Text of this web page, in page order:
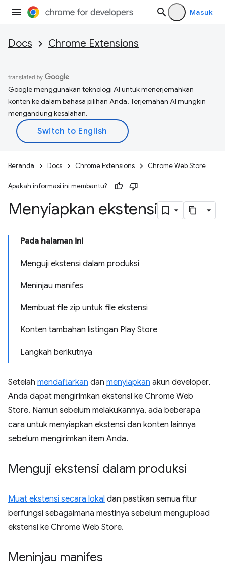
Masuk
Docs Chrome Extensions
Google menggunakan teknologi AI untuk menerjemahkan
konten ke dalam bahasa pilihan Anda. Terjemahan AI mungkin
mengandung kesalahan.
Beranda Docs Chrome Extensions Chrome Web Store
Apakah informasi ini membantu?
Menyiapkan ekstensi
Pada halaman ini
Menguji ekstensi dalam produksi
Meninjau manifes
Membuat file zip untuk file ekstensi
Konten tambahan listingan Play Store
Langkah berikutnya
Setelah mendaftarkan dan menyiapkan akun developer,
Anda dapat mengirimkan ekstensi ke Chrome Web
Store. Namun sebelum melakukannya, ada beberapa
cara untuk menyiapkan ekstensi dan konten lainnya
sebelum mengirimkan item Anda.
Menguji ekstensi dalam produksi
Muat ekstensi secara lokal dan pastikan semua fitur
berfungsi sebagaimana mestinya sebelum mengupload
ekstensi ke Chrome Web Store.
Meninjau manifes